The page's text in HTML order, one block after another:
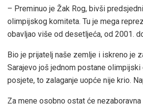
– Preminuo je Žak Rog, bivši
olimpijskog komiteta. Tu je mega
obavljao više od desetljeća, od 2001.
Bio je prijatelj naše zemlje i iskreno je
Sarajevo još jednom postane olimpijski
posjete, to zalaganje uopće nije krio.
Za mene osobno ostat će